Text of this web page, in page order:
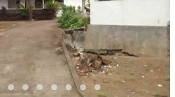
Untuk hasil simulasi
pada kotak-
Simpan